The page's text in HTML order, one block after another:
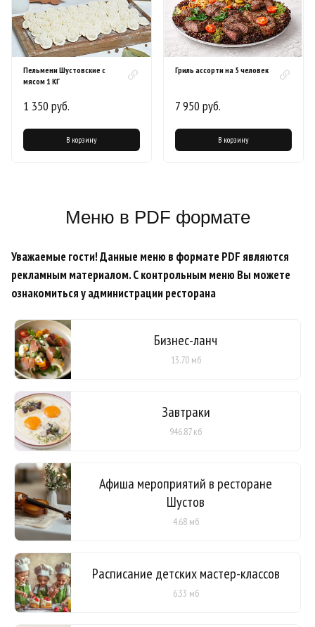
Пельмени Шустовские с
мясом 1 КГ
1 350 руб.
В корзину
Гриль ассорти на 5 человек
7 950 руб.
В корзину
Меню в PDF формате
Уважаемые гости! Данные меню в формате PDF являются
рекламным материалом. С контрольным меню Вы можете
ознакомиться у администрации ресторана
Бизнес-ланч
13.70 мб
Завтраки
946.87 кб
Афиша мероприятий в ресторане
Шустов
4.68 мб
Расписание детских мастер-классов
6.33 мб